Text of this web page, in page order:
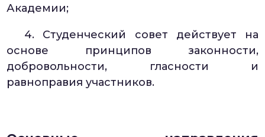
Академии;
4. Студенческий совет действует на
основе принципов законности,
добровольности, гласности и
равноправия участников.